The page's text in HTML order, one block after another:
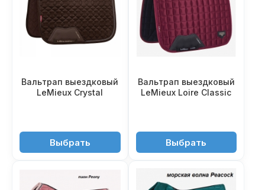
Вальтрап выездковый
LeMieux Crystal
9'550 ₽Выбрать
Вальтрап выездковый
LeMieux Loire Classic
11'550 ₽Выбрать